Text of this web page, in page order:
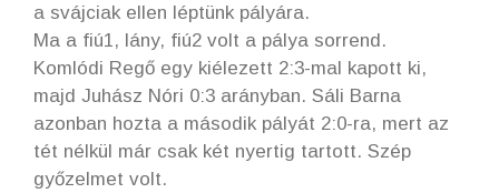
a svájciak ellen léptünk pályára.
Ma a fiú1, lány, fiú2 volt a pálya sorrend.
Komlódi Regő egy kiélezett 2:3-mal kapott ki,
majd Juhász Nóri 0:3 arányban. Sáli Barna
azonban hozta a második pályát 2:0-ra, mert az
tét nélkül már csak két nyertig tartott. Szép
győzelmet volt.